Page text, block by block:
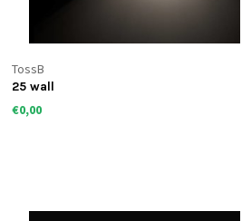
TossB
25 wall
€0,00